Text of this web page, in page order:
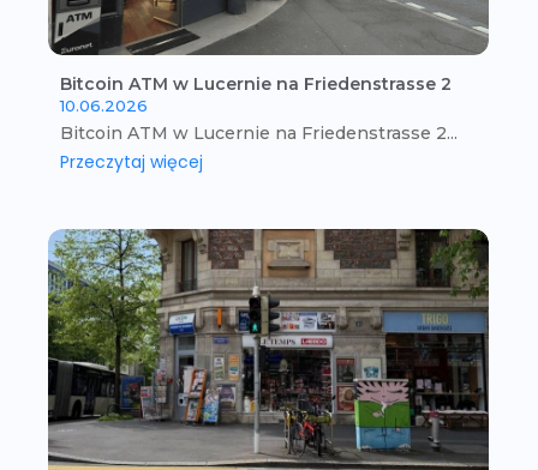
Bitcoin ATM w Lucernie na Friedenstrasse 2
10.06.2026
Bitcoin ATM w Lucernie na Friedenstrasse 2...
Przeczytaj więcej